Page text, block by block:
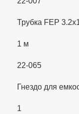
Трубка FEP
1 м
22-065
Гнездо для
1